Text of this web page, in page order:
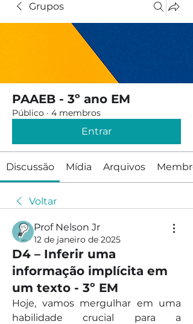
Grupos
PAAEB - 3º ano EM
Público · 4 membros
Entrar
Discussão Mídia Arquivos
Voltar
Prof Nelson Jr
12 de janeiro de 2025
D4 – Inferir uma
informação implícita em
um texto - 3º EM
Hoje, vamos mergulhar em uma
habilidade crucial para a